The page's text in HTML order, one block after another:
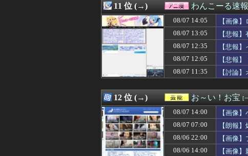
08/07 13:20
【緊急】明日「銀だこ
08/07 13:20
【悲報】村上宗隆さん
08/07 13:20
韓国の人気コーヒーチ
08/07 13:19
失敗顔の乃木坂ちゃん
08/07 13:19
外人、スクエニの真実
08/07 13:16
【朗報】ワンピースで
パワプロクンポケット
モンローウォーク戸
08/07 13:15
私は22歳の時にでき婚
08/07 13:15
同僚の美人に土下座し
08/07 13:14
【画像】最近のJKダン
08/07 13:14
メッシが守備をするだ
08/07 13:12
【悲報】秋田さん、な
08/07 13:12
実質消費支出は7カ月
08/07 13:12
嫁の浮気を確信したが
08/07 13:11
【画像】磯山さやかの
11 位 (→) わんこーる速報
08/07 14:05
【画像
08/07 13:05
【悲報
08/07 12:35
【悲報
08/07 12:05
【悲報
08/07 11:35
【討論
12 位 (→) お～い！お宝 [
08/07 14:00
【画像
08/07 07:00
【朗報
08/06 22:00
【画像
08/06 14:00
【画像